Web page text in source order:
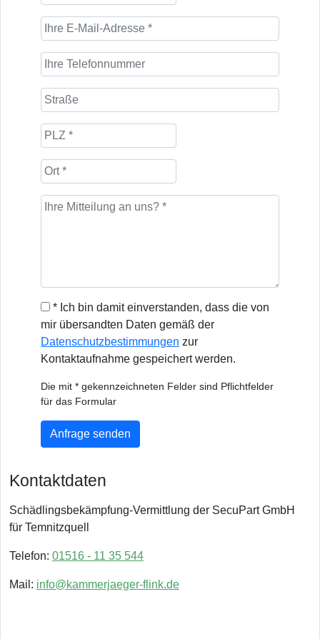
* Ich bin damit einverstanden, dass die von
mir übersandten Daten gemäß der
Datenschutzbestimmungen zur
Kontaktaufnahme gespeichert werden.
Die mit * gekennzeichneten Felder sind Pflichtfelder
für das Formular
Anfrage senden
Kontaktdaten
Schädlingsbekämpfung-Vermittlung der SecuPart GmbH
für Temnitzquell
Telefon: 01516 - 11 35 544
Mail: info@kammerjaeger-flink.de